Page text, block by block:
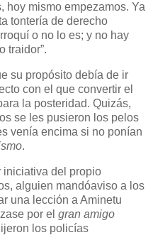
hoy mismo empezamos. Ya
tontería de derecho
o no lo es; y no hay
traidor”.
su propósito debía de ir
con el que convertir el
la posteridad. Quizás,
se les pusieron los pelos
venía encima si no ponían
.
iniciativa del propio
alguien mandóaviso a los
una lección a Aminetu
por el gran amigo
los policías